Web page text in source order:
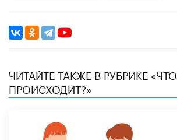
ЧИТАЙТЕ ТАКЖЕ В РУБРИКЕ «ЧТО
ПРОИСХОДИТ?»